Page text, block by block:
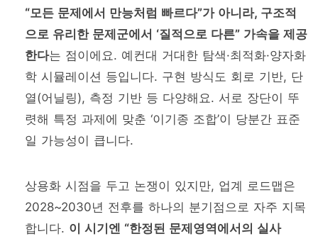
“모든 문제에서 만능처럼 빠르다”가 아니라, 구조적
으로 유리한 문제군에서 ‘질적으로 다른” 가속을 제공
한다는 점이에요. 예컨대 거대한 탐색·최적화·양자화
학 시뮬레이션 등입니다. 구현 방식도 회로 기반, 단
열(어닐링), 측정 기반 등 다양해요. 서로 장단이 뚜
렷해 특정 과제에 맞춘 ‘이기종 조합’이 당분간 표준
일 가능성이 큽니다.
상용화 시점을 두고 논쟁이 있지만, 업계 로드맵은
2028~2030년 전후를 하나의 분기점으로 자주 지목
합니다. 이 시기엔 “한정된 문제영역에서의 실사